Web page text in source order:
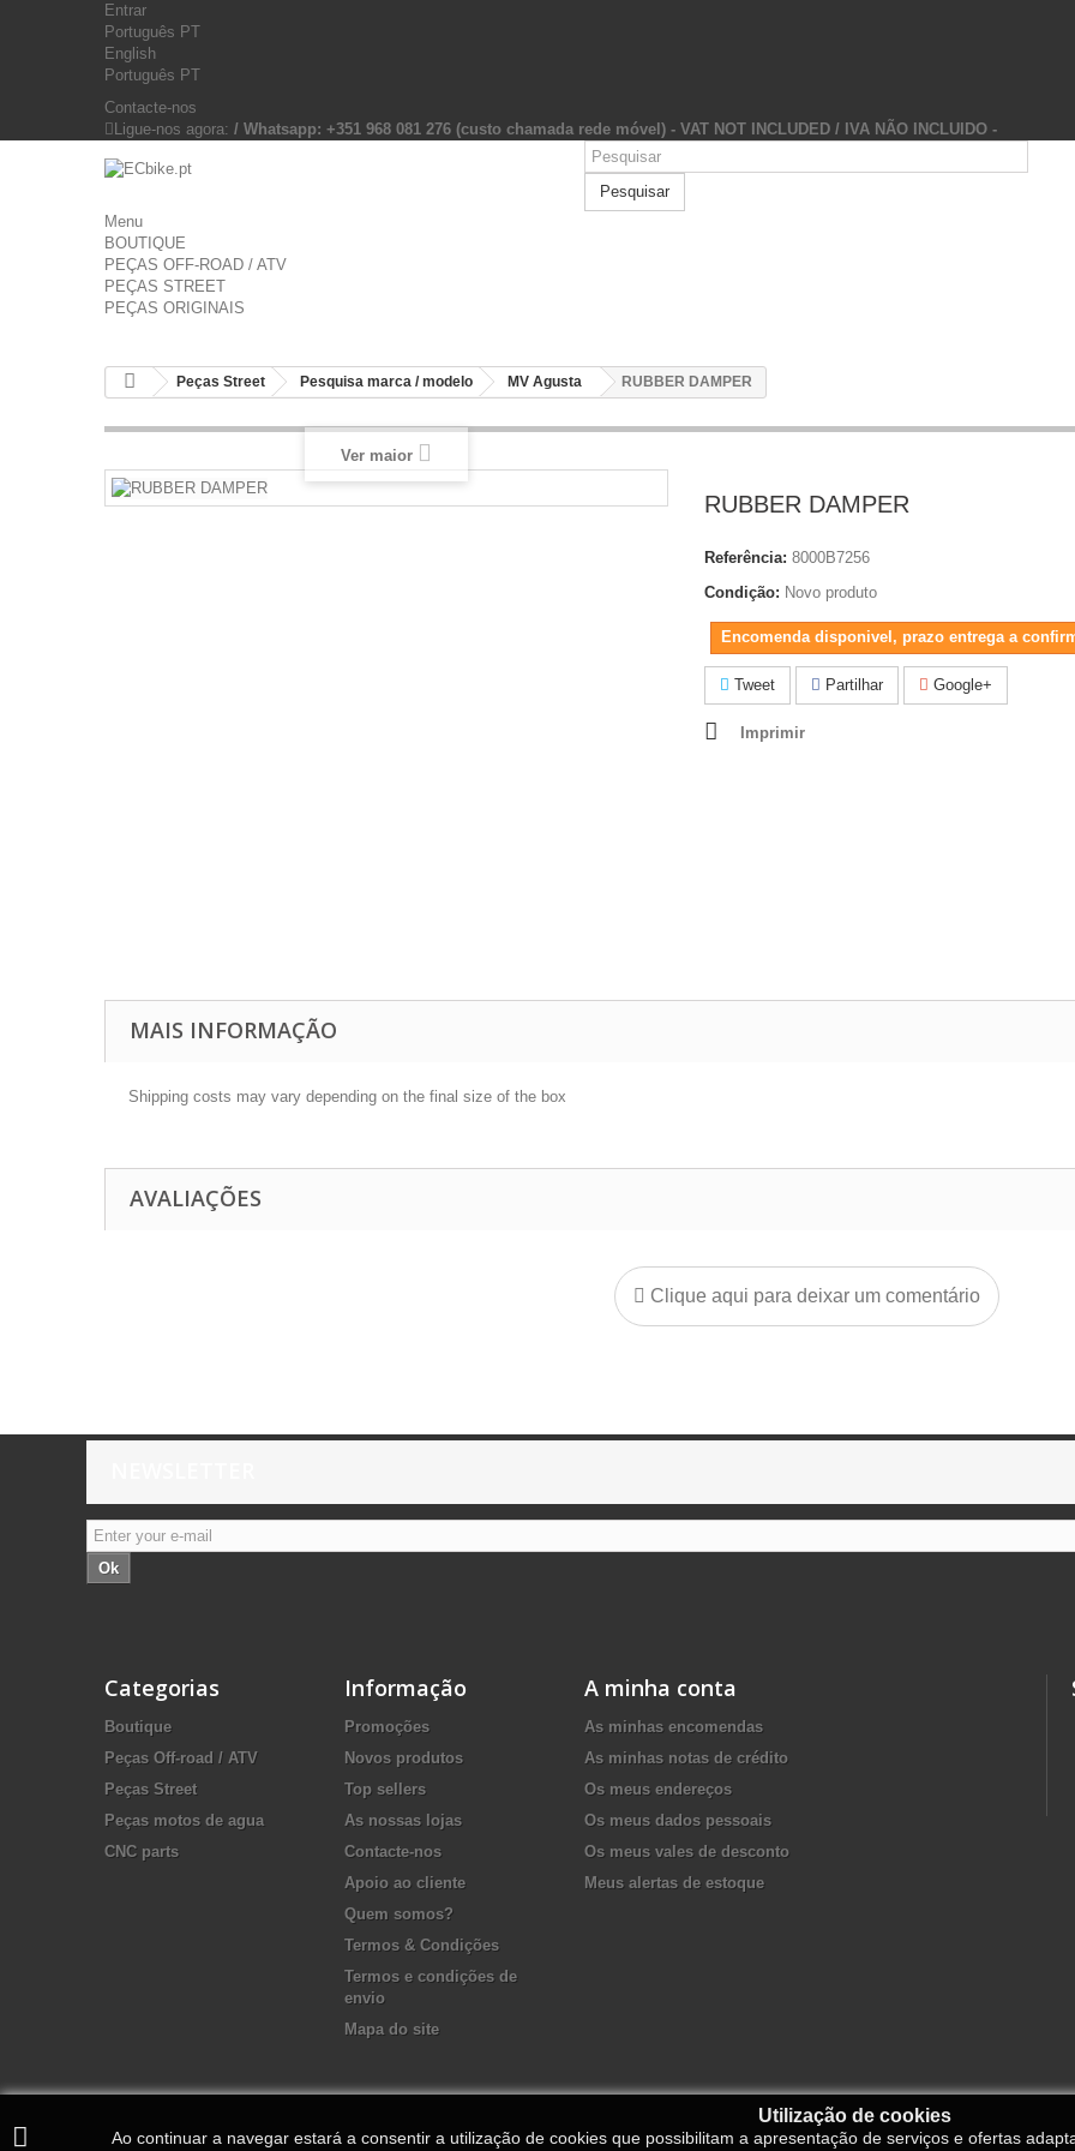
Entrar
Português PT
English
Português PT
Contacte-nos
Ligue-nos agora: / Whatsapp: +351 968 081 276 (custo chamada rede móvel) - VAT NOT INCLUDED / IVA NÃO INCLUIDO -
Pesquisar
Menu
BOUTIQUE
PEÇAS OFF-ROAD / ATV
PEÇAS STREET
PEÇAS ORIGINAIS
Peças Street Pesquisa marca / modelo MV Agusta RUBBER DAMPER
Ver maior
RUBBER DAMPER
Referência: 8000B7256
Condição: Novo produto
Encomenda disponivel, prazo entrega a
Tweet Partilhar Google+
Imprimir
MAIS INFORMAÇÃO
Shipping costs may vary depending on the final size of the box
AVALIAÇÕES
Clique aqui para deixar um comentário
Ok
Categorias
Boutique
Peças Off-road / ATV
Peças Street
Peças motos de agua
CNC parts
Informação
Promoções
Novos produtos
Top sellers
As nossas lojas
Contacte-nos
Apoio ao cliente
Quem somos?
Termos & Condições
Termos e condições de
envio
Mapa do site
A minha conta
As minhas encomendas
As minhas notas de crédito
Os meus endereços
Os meus dados pessoais
Os meus vales de desconto
Meus alertas de estoque
Utilização de cookies
Ao continuar a navegar estará a consentir a utilização de cookies que possibilitam a apresentação de serviços e ofertas